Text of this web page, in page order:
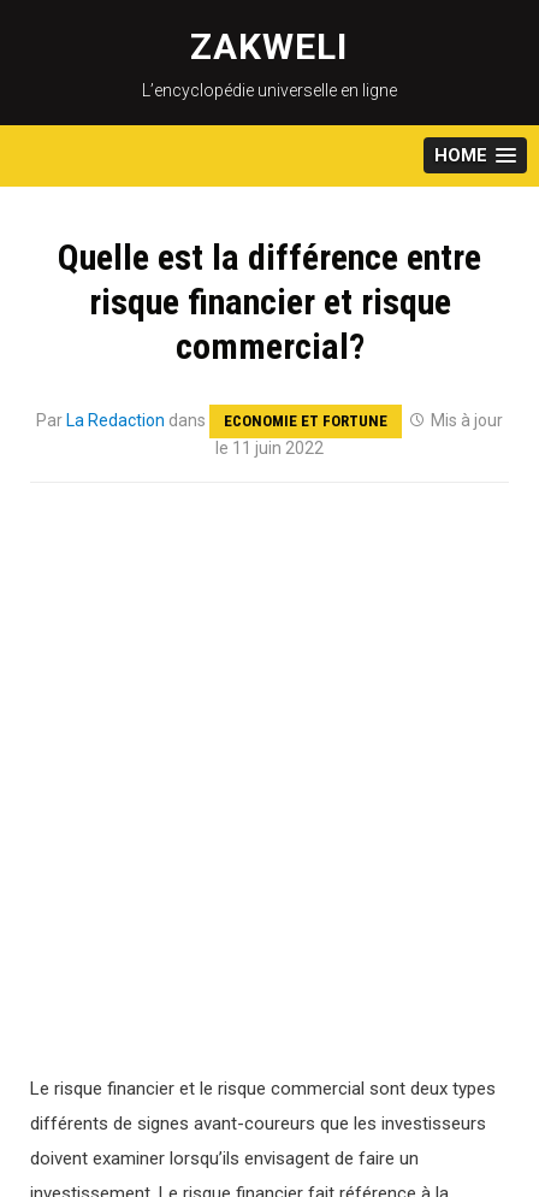
content
ZAKWELI
L’encyclopédie universelle en ligne
HOME
Quelle est la différence entre
risque financier et risque
commercial?
Par La Redaction dans ECONOMIE ET FORTUNE
Mis à jour
le 11 juin 2022
Le risque financier et le risque commercial sont deux types
différents de signes avant-coureurs que les investisseurs
doivent examiner lorsqu’ils envisagent de faire un